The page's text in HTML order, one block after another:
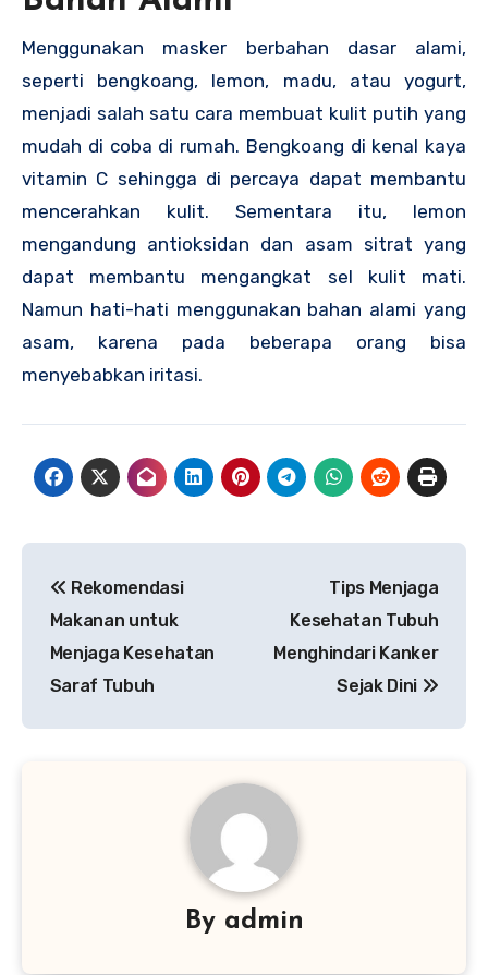
Menggunakan masker berbahan dasar alami,
seperti bengkoang, lemon, madu, atau yogurt,
menjadi salah satu cara membuat kulit putih yang
mudah di coba di rumah. Bengkoang di kenal kaya
vitamin C sehingga di percaya dapat membantu
mencerahkan kulit. Sementara itu, lemon
mengandung antioksidan dan asam sitrat yang
dapat membantu mengangkat sel kulit mati.
Namun hati-hati menggunakan bahan alami yang
asam, karena pada beberapa orang bisa
menyebabkan iritasi.
pos
Rekomendasi
Makanan untuk
Menjaga Kesehatan
Saraf Tubuh
Tips Menjaga
Kesehatan Tubuh
Menghindari Kanker
Sejak Dini
By admin